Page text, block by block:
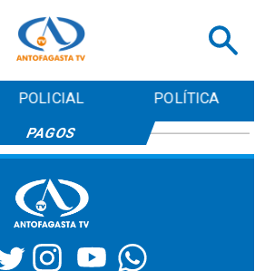
POLICIAL POLÍTICA
PAGOS